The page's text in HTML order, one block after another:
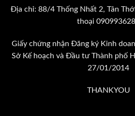
Địa chỉ: 88/4 Thống Nhất 2, Tân
thoại
Giấy chứng nhận Đăng ký Kinh
Sở Kế hoạch và Đầu tư Thành phố
27/01/2014
THANKYOU